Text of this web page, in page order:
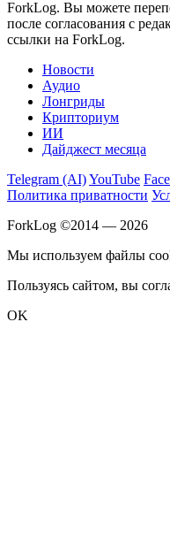
ForkLog. Вы можете
после согласования с
ссылки на ForkLog.
Новости
Аудио
Лонгриды
Крипториум
ИИ
Дайджест месяца
Telegram (AI)YouTube
Политика приватности
ForkLog ©2014 — 2026
Мы используем файлы
Пользуясь сайтом, вы
OK